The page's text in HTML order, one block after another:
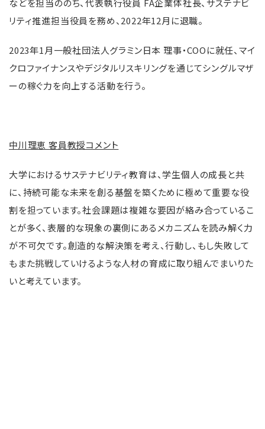
などを担当ののち、代表執行役員 FA企業体社長、サステナビ
リティ推進担当役員を務め、2022年12月に退職。
2023年1月一般社団法人グラミン日本 理事・COOに就任、マイ
クロファイナンスやデジタルリスキリングを通じてシングルマザ
ーの稼ぐ力を向上する活動を行う。
中川理恵 客員教授コメント
大学におけるサステナビリティ教育は、学生個人の成長と共
に、持続可能な未来を創る基盤を築くために極めて重要な役
割を担っています。社会課題は複雑な要因が絡み合っているこ
とが多く、表層的な現象の裏側にあるメカニズムを読み解く力
が不可欠です。創造的な解決策を考え、行動し、もし失敗して
もまた挑戦していけるような人材の育成に取り組んでまいりた
いと考えています。